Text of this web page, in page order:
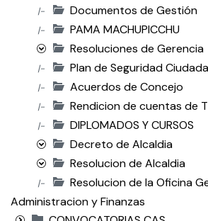
|- Documentos de Gestión
|-
PAMA MACHUPICCHU
Resoluciones de Gerencia
|- Plan de Seguridad
|- Acuerdos de Concejo
|- Rendicion de cuentas de
|-
DIPLOMADOS Y CURSOS
Decreto de Alcaldia
Resolucion de Alcaldia
|-
Resolucion de la Oficina
Administracion y Finanzas